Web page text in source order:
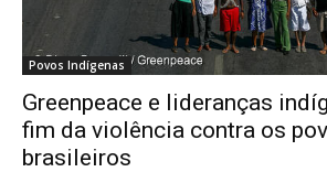
Povos Indígenas
Greenpeace e lideranças
fim da violência contra os
brasileiros